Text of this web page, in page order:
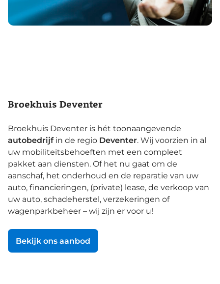
Broekhuis Deventer
Broekhuis Deventer is hét toonaangevende
autobedrijfin de regio Deventer. Wij voorzien in al
uw mobiliteitsbehoeften met een compleet
pakket aan diensten. Of het nu gaat om de
aanschaf, het onderhoud en de reparatie van uw
auto, financieringen, (private) lease, de verkoop van
uw auto, schadeherstel, verzekeringen of
wagenparkbeheer – wij zijn er voor u!
Bekijk ons aanbod